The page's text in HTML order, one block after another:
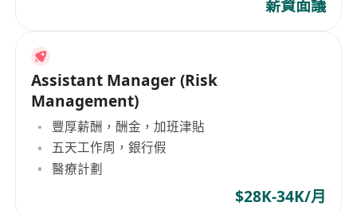
薪資面議
Assistant Manager (Risk
Management)
豐厚薪酬，酬金，加班津貼
五天工作周，銀行假
醫療計劃
$28K-34K/月